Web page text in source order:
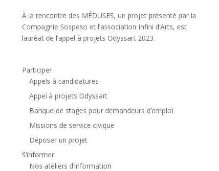
À la rencontre des MÉDUSES, un projet présenté par la
Compagnie Sospeso et l’association Infini d’Arts, est
lauréat de l’appel à projets Odyssart 2023.
Participer
Appels à candidatures
Appel à projets Odyssart
Banque de stages pour demandeurs d’emploi
Missions de service civique
Déposer un projet
S’informer
Nos ateliers d’information